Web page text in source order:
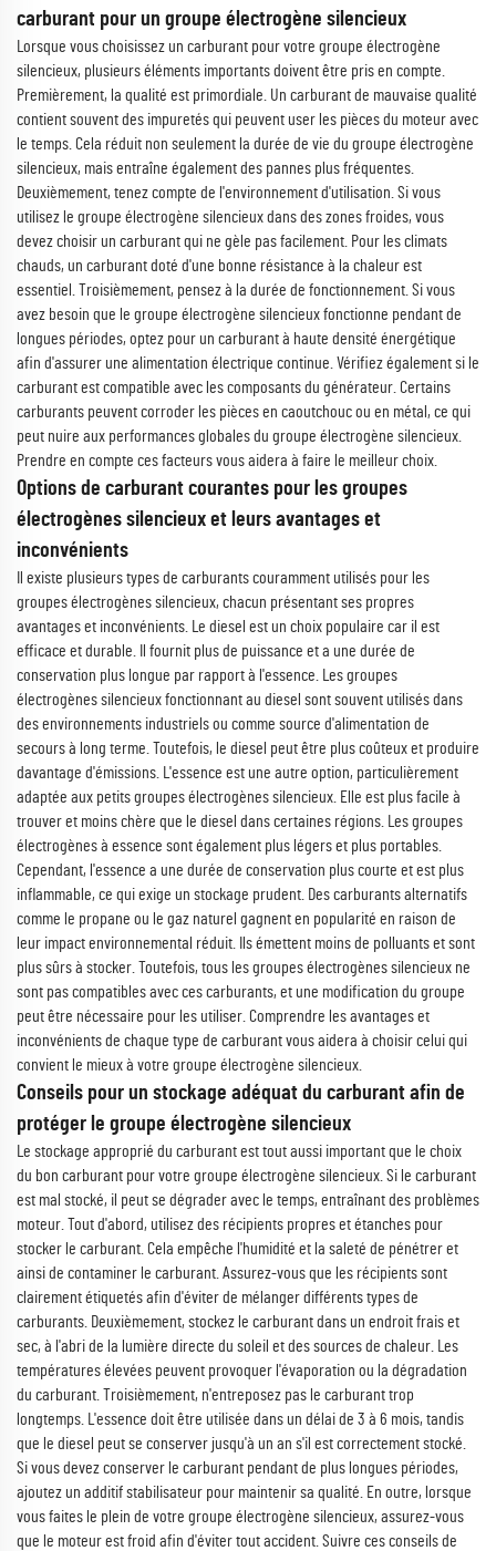
carburant pour un groupe électrogène silencieux
Lorsque vous choisissez un carburant pour votre groupe électrogène
silencieux, plusieurs éléments importants doivent être pris en compte.
Premièrement, la qualité est primordiale. Un carburant de mauvaise qualité
contient souvent des impuretés qui peuvent user les pièces du moteur avec
le temps. Cela réduit non seulement la durée de vie du groupe électrogène
silencieux, mais entraîne également des pannes plus fréquentes.
Deuxièmement, tenez compte de l'environnement d'utilisation. Si vous
utilisez le groupe électrogène silencieux dans des zones froides, vous
devez choisir un carburant qui ne gèle pas facilement. Pour les climats
chauds, un carburant doté d'une bonne résistance à la chaleur est
essentiel. Troisièmement, pensez à la durée de fonctionnement. Si vous
avez besoin que le groupe électrogène silencieux fonctionne pendant de
longues périodes, optez pour un carburant à haute densité énergétique
afin d'assurer une alimentation électrique continue. Vérifiez également si le
carburant est compatible avec les composants du générateur. Certains
carburants peuvent corroder les pièces en caoutchouc ou en métal, ce qui
peut nuire aux performances globales du groupe électrogène silencieux.
Prendre en compte ces facteurs vous aidera à faire le meilleur choix.
Options de carburant courantes pour les groupes
électrogènes silencieux et leurs avantages et
inconvénients
Il existe plusieurs types de carburants couramment utilisés pour les
groupes électrogènes silencieux, chacun présentant ses propres
avantages et inconvénients. Le diesel est un choix populaire car il est
efficace et durable. Il fournit plus de puissance et a une durée de
conservation plus longue par rapport à l'essence. Les groupes
électrogènes silencieux fonctionnant au diesel sont souvent utilisés dans
des environnements industriels ou comme source d'alimentation de
secours à long terme. Toutefois, le diesel peut être plus coûteux et produire
davantage d'émissions. L'essence est une autre option, particulièrement
adaptée aux petits groupes électrogènes silencieux. Elle est plus facile à
trouver et moins chère que le diesel dans certaines régions. Les groupes
électrogènes à essence sont également plus légers et plus portables.
Cependant, l'essence a une durée de conservation plus courte et est plus
inflammable, ce qui exige un stockage prudent. Des carburants alternatifs
comme le propane ou le gaz naturel gagnent en popularité en raison de
leur impact environnemental réduit. Ils émettent moins de polluants et sont
plus sûrs à stocker. Toutefois, tous les groupes électrogènes silencieux ne
sont pas compatibles avec ces carburants, et une modification du groupe
peut être nécessaire pour les utiliser. Comprendre les avantages et
inconvénients de chaque type de carburant vous aidera à choisir celui qui
convient le mieux à votre groupe électrogène silencieux.
Conseils pour un stockage adéquat du carburant afin de
protéger le groupe électrogène silencieux
Le stockage approprié du carburant est tout aussi important que le choix
du bon carburant pour votre groupe électrogène silencieux. Si le carburant
est mal stocké, il peut se dégrader avec le temps, entraînant des problèmes
moteur. Tout d'abord, utilisez des récipients propres et étanches pour
stocker le carburant. Cela empêche l'humidité et la saleté de pénétrer et
ainsi de contaminer le carburant. Assurez-vous que les récipients sont
clairement étiquetés afin d'éviter de mélanger différents types de
carburants. Deuxièmement, stockez le carburant dans un endroit frais et
sec, à l'abri de la lumière directe du soleil et des sources de chaleur. Les
températures élevées peuvent provoquer l'évaporation ou la dégradation
du carburant. Troisièmement, n'entreposez pas le carburant trop
longtemps. L'essence doit être utilisée dans un délai de 3 à 6 mois, tandis
que le diesel peut se conserver jusqu'à un an s'il est correctement stocké.
Si vous devez conserver le carburant pendant de plus longues périodes,
ajoutez un additif stabilisateur pour maintenir sa qualité. En outre, lorsque
vous faites le plein de votre groupe électrogène silencieux, assurez-vous
que le moteur est froid afin d'éviter tout accident. Suivre ces conseils de